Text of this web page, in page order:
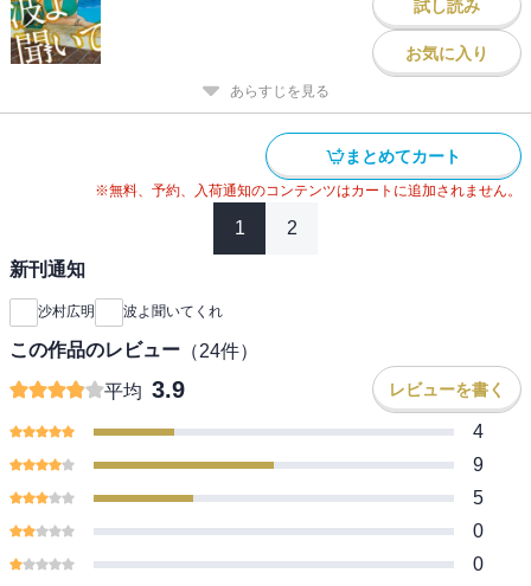
試し読み
お気に入り
あらすじを見る
まとめてカート
※無料、予約、入荷通知のコンテンツはカートに追加されません。
1 2
新刊通知
沙村広明 波よ聞いてくれ
この作品のレビュー （24件）
平均 3.9 レビューを書く
4
9
5
0
0